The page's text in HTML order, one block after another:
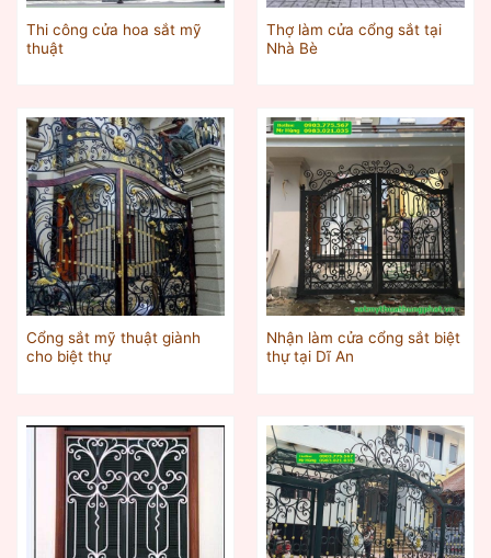
Thi công cửa hoa sắt mỹ
thuật
Thợ làm cửa cổng sắt tại
Nhà Bè
Cổng sắt mỹ thuật giành
cho biệt thự
Nhận làm cửa cổng sắt biệt
thự tại Dĩ An